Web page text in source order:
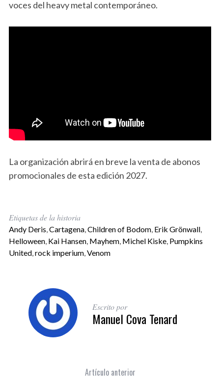
voces del heavy metal contemporáneo.
La organización abrirá en breve la venta de abonos
promocionales de esta edición 2027.
Etiquetas de la historia
Andy Deris,Cartagena,Children of Bodom, Erik Grönwall,
Helloween, Kai Hansen, Mayhem, Michel Kiske, Pumpkins
United,rock imperium,Venom
Escrito por
Manuel Cova Tenard
Artículo anterior